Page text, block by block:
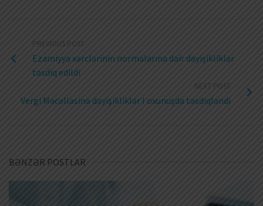
PREVIOUS POST
Ezamiyyə xərclərinin normalarına dair dəyişikliklər
təsdiq edildi
NEXT POST
Vergi Məcəlləsinə dəyişikliklər I oxunuşda təsdiqləndi
BƏNZƏR POSTLAR